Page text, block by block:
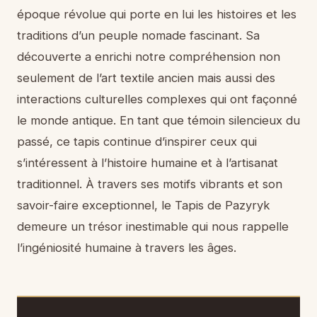
époque révolue qui porte en lui les histoires et les
traditions d’un peuple nomade fascinant. Sa
découverte a enrichi notre compréhension non
seulement de l’art textile ancien mais aussi des
interactions culturelles complexes qui ont façonné
le monde antique. En tant que témoin silencieux du
passé, ce tapis continue d’inspirer ceux qui
s’intéressent à l’histoire humaine et à l’artisanat
traditionnel. À travers ses motifs vibrants et son
savoir-faire exceptionnel, le Tapis de Pazyryk
demeure un trésor inestimable qui nous rappelle
l’ingéniosité humaine à travers les âges.